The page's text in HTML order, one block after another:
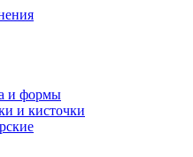
и формы
и кисточки